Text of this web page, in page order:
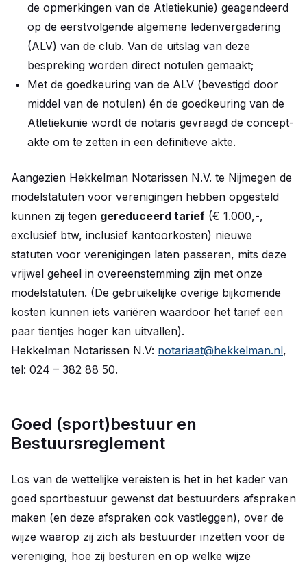
de opmerkingen van de Atletiekunie) geagendeerd
op de eerstvolgende algemene ledenvergadering
(ALV) van de club. Van de uitslag van deze
bespreking worden direct notulen gemaakt;
Met de goedkeuring van de ALV (bevestigd door
middel van de notulen) én de goedkeuring van de
Atletiekunie wordt de notaris gevraagd de concept-
akte om te zetten in een definitieve akte.
Aangezien Hekkelman Notarissen N.V. te Nijmegen de
modelstatuten voor verenigingen hebben opgesteld
kunnen zij tegen gereduceerd tarief (€ 1.000,-,
exclusief btw, inclusief kantoorkosten) nieuwe
statuten voor verenigingen laten passeren, mits deze
vrijwel geheel in overeenstemming zijn met onze
modelstatuten. (De gebruikelijke overige bijkomende
kosten kunnen iets variëren waardoor het tarief een
paar tientjes hoger kan uitvallen).
Hekkelman Notarissen N.V: notariaat@hekkelman.nl,
tel: 024 – 382 88 50.
Goed (sport)bestuur en
Bestuursreglement
Los van de wettelijke vereisten is het in het kader van
goed sportbestuur gewenst dat bestuurders afspraken
maken (en deze afspraken ook vastleggen), over de
wijze waarop zij zich als bestuurder inzetten voor de
vereniging, hoe zij besturen en op welke wijze